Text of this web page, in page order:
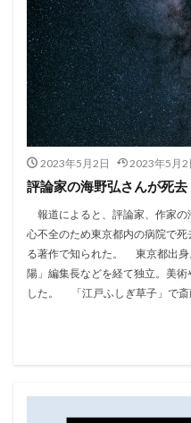
2023年5月2日 2023年5月2
評論家の海野弘さんが死
報道によると、評論家、作家
心不全のため東京都内の病院で
る著作で知られた。 東京都出身
陽」編集長などを経て独立。美
した。 「江戸ふしぎ草子」で